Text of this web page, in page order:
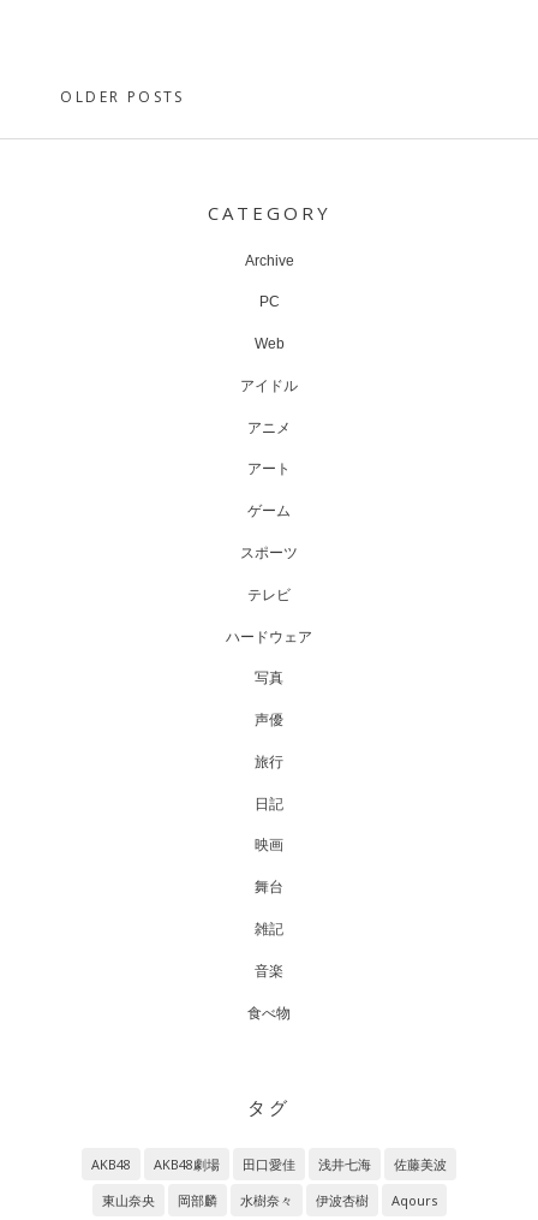
Posts
navigation
OLDER POSTS
CATEGORY
Archive
PC
Web
アイドル
アニメ
アート
ゲーム
スポーツ
テレビ
ハードウェア
写真
声優
旅行
日記
映画
舞台
雑記
音楽
食べ物
タグ
AKB48 AKB48劇場 田口愛佳 浅井七海
佐藤美波
東山奈央
岡部麟 水樹奈々 伊波杏樹
Aqours